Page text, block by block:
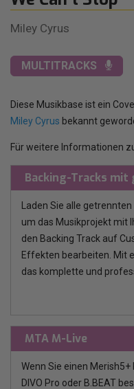
Miley Cyrus
MULTITRACKS
Diese Musikbase ist ein
Miley Cyrus bekannt
Für weitere Informationen
Backing-Tracks
Laden Sie alle
um das Musikprojekt mit
den Backing Track auf
Effekten bearbeiten. Mit
das komplette und
MTA M-Live
Wenn Sie einen Merish5+
DIVO Pro oder B.BEAT